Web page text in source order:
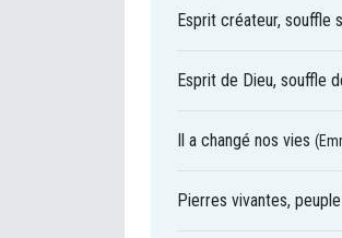
Esprit créateur, souffle
Esprit de Dieu, souffle
Il a changé nos vies
Pierres vivantes,